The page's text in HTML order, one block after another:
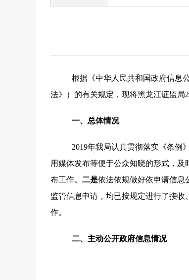
根据《中华人民共和国政府信息
法》）的有关规定，现将黑龙江证监局
一、 总体情况
2019年我局认真贯彻落实《条例
用媒体发布等便于公众知晓的形式，
布工作。 二是依法依规做好依申请信息
监管信息申请， 均已按规定进行了接收
作。
二、 主动公开政府信息情况